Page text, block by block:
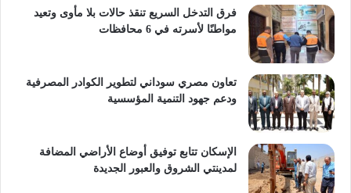
فرق التدخل السريع تنقذ حالات بلا مأوى وتعيد
مواطنًا لأسرته في 6 محافظات
تعاون مصري سوداني لتطوير الكوادر المصرفية
ودعم جهود التنمية المؤسسية
الإسكان تتابع توفيق أوضاع الأراضي المضافة
لمدينتي الشروق والعبور الجديدة